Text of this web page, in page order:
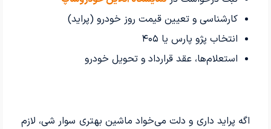
کارشناسی و تعیین قیمت روز خودرو (پراید)
انتخاب پژو پارس یا ۴۰۵
استعلام‌ها، عقد قرارداد و تحویل خودرو
اگه پراید داری و دلت می‌خواد ماشین بهتری سوار شی، لازم